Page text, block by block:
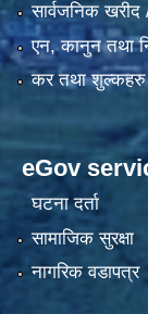
सार्वजनिक
एन, कानुन तथा
कर तथा शुल्कहरु
eGov
घटना दर्ता
सामाजिक सुरक्षा
नागरिक वडापत्र